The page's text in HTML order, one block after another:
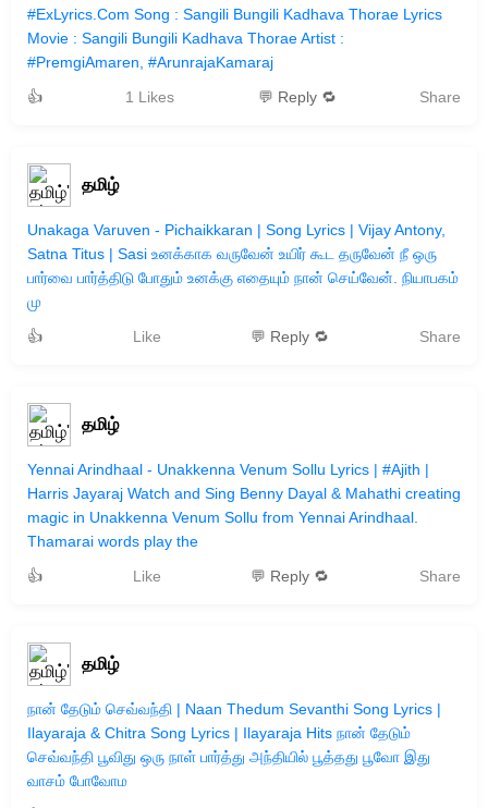
#ExLyrics.Com Song : Sangili Bungili Kadhava Thorae Lyrics
Movie : Sangili Bungili Kadhava Thorae Artist :
#PremgiAmaren, #ArunrajaKamaraj
👍
1 Likes 💬 Reply 🔁 Share
தமிழ்
Unakaga Varuven - Pichaikkaran | Song Lyrics | Vijay Antony,
Satna Titus | Sasi உனக்காக வருவேன் உயிர் கூட தருவேன் நீ ஒரு
பார்வை பார்த்திடு போதும் உனக்கு எதையும் நான் செய்வேன். நியாபகம்
மு
👍
Like 💬 Reply 🔁 Share
தமிழ்
Yennai Arindhaal - Unakkenna Venum Sollu Lyrics | #Ajith |
Harris Jayaraj Watch and Sing Benny Dayal & Mahathi creating
magic in Unakkenna Venum Sollu from Yennai Arindhaal.
Thamarai words play the
👍
Like 💬 Reply 🔁 Share
தமிழ்
நான் தேடும் செவ்வந்தி | Naan Thedum Sevanthi Song Lyrics |
Ilayaraja & Chitra Song Lyrics | Ilayaraja Hits நான் தேடும்
செவ்வந்தி பூவிது ஒரு நாள் பார்த்து அந்தியில் பூத்தது பூவோ இது
வாசம் போவோம